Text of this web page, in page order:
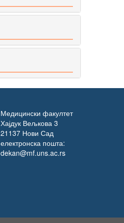
Медицински факултет
Хајдук Вељкова 3
21137 Нови Сад
електронска пошта:
dekan@mf.uns.ac.rs